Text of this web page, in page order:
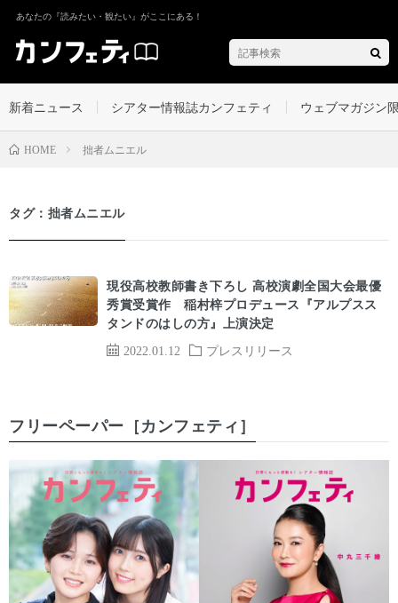
あなたの『読みたい・観たい』がここにある！
新着ニュース シアター情報誌カンフェティ ウェブマガジン
HOME 拙者ムニエル
タグ：拙者ムニエル
2022.01.12 プレスリリース
現役高校教師書き下ろし 高校演劇全国大会最優
秀賞受賞作 稲村梓プロデュース『アルプスス
タンドのはしの方』上演決定
フリーペーパー［カンフェティ］